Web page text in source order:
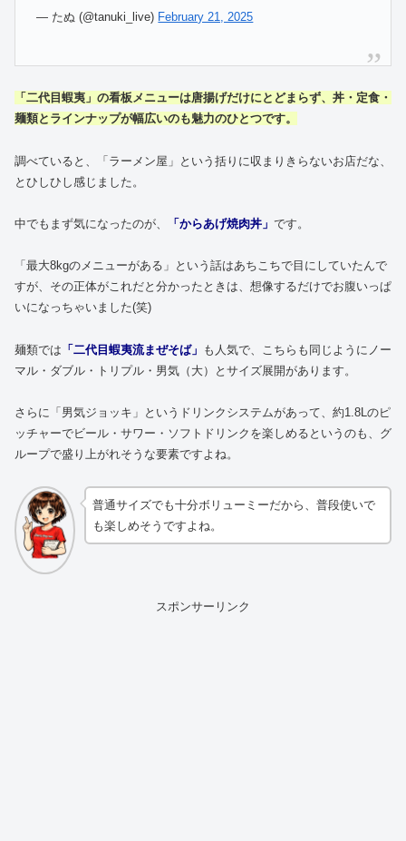
— たぬ (@tanuki_live) February 21, 2025
「二代目蝦夷」の看板メニューは唐揚げだけにとどまらず、丼・定食・
麺類とラインナップが幅広いのも魅力のひとつです。
調べていると、「ラーメン屋」という括りに収まりきらないお店だな、
とひしひし感じました。
中でもまず気になったのが、 「からあげ焼肉丼」 です。
「最大8kgのメニューがある」という話はあちこちで目にしていたんで
すが、その正体がこれだと分かったときは、想像するだけでお腹いっぱ
いになっちゃいました(笑)
麺類では 「二代目蝦夷流まぜそば」 も人気で、こちらも同じようにノー
マル・ダブル・トリプル・男気（大）とサイズ展開があります。
さらに「男気ジョッキ」というドリンクシステムがあって、約1.8Lのピ
ッチャーでビール・サワー・ソフトドリンクを楽しめるというのも、グ
ループで盛り上がれそうな要素ですよね。
普通サイズでも十分ボリューミーだから、普段使いで
も楽しめそうですよね。
スポンサーリンク